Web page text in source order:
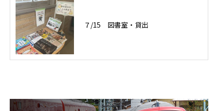
７/15 図書室・貸出